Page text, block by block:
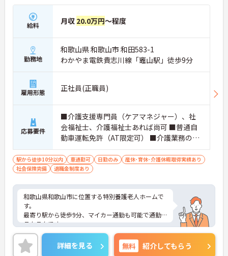
給料 月収 20.0万円～程度
勤務地
和歌山県 和歌山市 和田583-1
わかやま電鉄貴志川線「竈山駅」徒歩9分
雇用形態 正社員(正職員)
応募要件
■介護支援専門員（ケアマネジャー）、社
会福祉士、介護福祉士あれば尚可 ■普通自
動車運転免許（AT限定可） ■介護業務の実
務経験が1年以上ある方 ■必要なPCスキ
ル：エクセル・ワード等基本的なスキル
駅から徒歩10分以内 車通勤可 日勤のみ
産休･育休･介護休暇取得実績あり
社会保険完備
退職金制度あり
和歌山県和歌山市に位置する特別養護老人ホームで
す。
最寄り駅から徒歩9分、マイカー通勤も可能で通勤
ラクラクです。
ご興味のある方には、面接対策ポイントなど、さら
に詳細をお話しいたしますのでお気軽にご相談くだ
さい！
詳細を見る 無料 紹介してもらう